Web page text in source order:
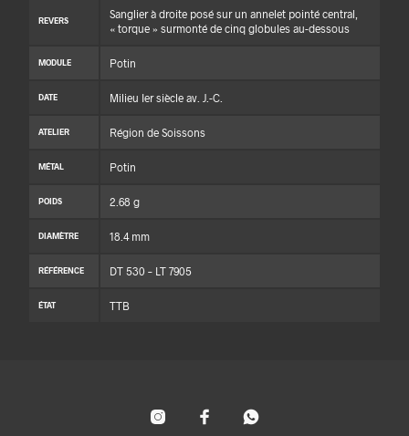
REVERS
Sanglier à droite posé sur un annelet pointé central,
« torque » surmonté de cinq globules au-dessous
MODULE Potin
DATE Milieu Ier siècle av. J.-C.
ATELIER Région de Soissons
MÉTAL Potin
POIDS 2.68 g
DIAMÈTRE 18.4 mm
RÉFÉRENCE DT 530 – LT 7905
ÉTAT TTB